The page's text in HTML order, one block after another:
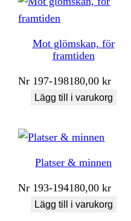
Mot glömskan, för
framtiden
Nr 197-198180,00kr
Lägg till i varukorg
Platser & minnen
Nr 193-194180,00kr
Lägg till i varukorg